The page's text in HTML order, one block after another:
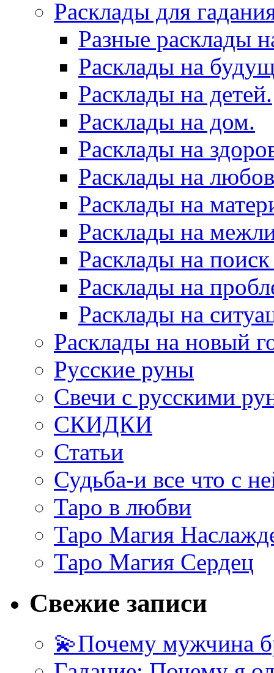
Расклады для
Разные расклады
Расклады на
Расклады на детей.
Расклады на дом.
Расклады на
Расклады на
Расклады на
Расклады на
Расклады на
Расклады на
Расклады на
Расклады на новый
Русские руны
Свечи с русскими
СКИДКИ
Статьи
Судьба-и все что с
Таро в любви
Таро Магия
Таро Магия Сердец
Свежие записи
💫Почему мужчина